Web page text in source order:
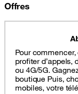
Offres
Pour
profiter d’appels,
ou 4G/5G.
boutique Puis,
mobiles, votre